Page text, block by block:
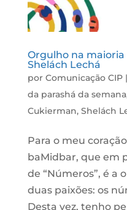
Orgulho na
Shelách Lechá
por Comunicação CIP|
da parashá da semana
Cukierman, Shelách
Para o meu
baMidbar, que em
de “Números”, é a
duas paixões: os
Desta vez, tenho